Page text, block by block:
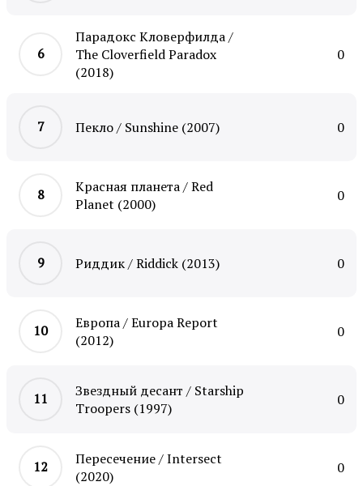
Парадокс Кловерфилда /
The Cloverfield Paradox
(2018)
0
Пекло / Sunshine (2007) 0
Красная планета / Red
Planet (2000)
0
Риддик / Riddick (2013) 0
Европа / Europa Report
(2012)
0
Звездный десант / Starship
Troopers (1997)
0
Пересечение / Intersect
(2020)
0